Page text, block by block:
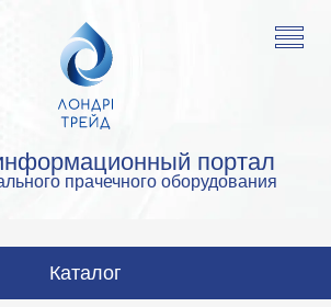
портал
прачечного оборудования
Каталог